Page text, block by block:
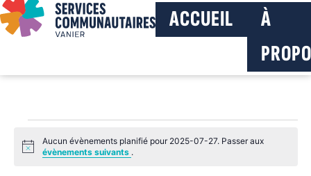
ACCUEIL
À
Notice
Aucun évènements planifié pour 2025-07-27. Passer aux
évènements suivants .